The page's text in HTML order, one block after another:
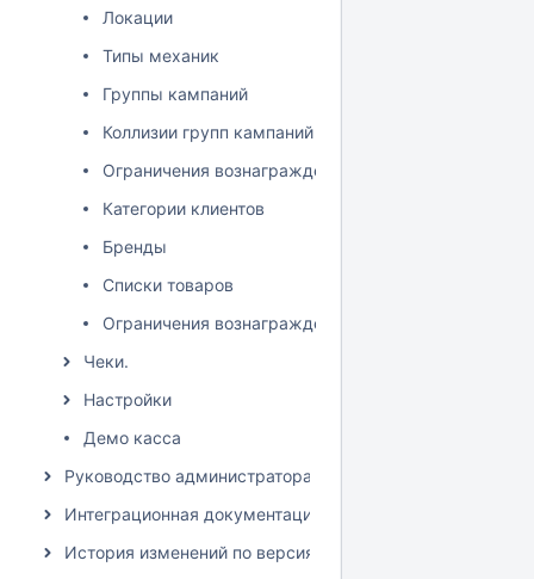
Локации
Типы механик
Группы кампаний
Коллизии групп кампаний
Ограничения вознаграждений кампаний
Категории клиентов
Бренды
Списки товаров
Ограничения вознаграждений товаров
Чеки.
Настройки
Демо касса
Руководство администратора LOYA
Интеграционная документация LOYA
История изменений по версиям LOYA